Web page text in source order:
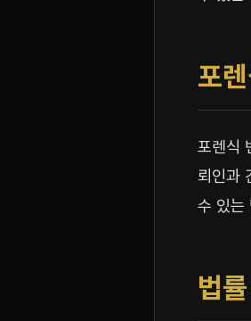
포
포렌식
뢰인과
수 있는
법